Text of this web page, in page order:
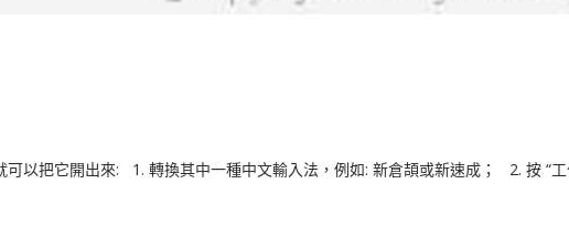
可以把它開出來: 1. 轉換其中一種中文輸入法，例如: 新倉頡或新速成； 2. 按 “